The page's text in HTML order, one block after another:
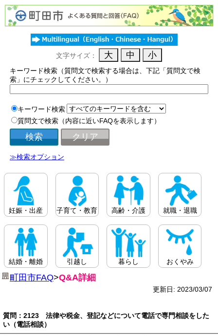
文字サイズ：
キーワード検索（質問文で検索する場合は、下記「質問文で検
索」にチェックしてください。）
キーワード検索
質問文で検索（内容に近いFAQを表示します）
≫検索オプション
妊娠・出産 子育て・教育 高齢・介護 就職・退職
結婚・離婚 引越し 暮らし おくやみ
町田市FAQ>Q&A詳細
更新日: 2023/03/07
質問：2123 法律や税金、登記などについて電話で専門相談をした
い（電話相談）